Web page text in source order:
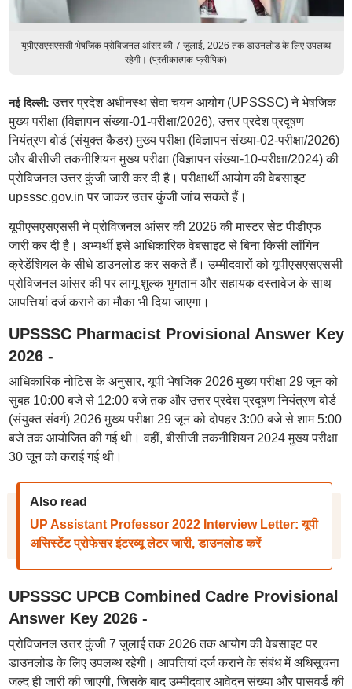
यूपीएसएसएससी भेषजिक प्रोविजनल आंसर की 7 जुलाई, 2026 तक डाउनलोड के लिए उपलब्ध
रहेगी। (प्रतीकात्मक-फ्रीपिक)
नई दिल्ली:उत्तर प्रदेश अधीनस्थ सेवा चयन आयोग (UPSSSC) ने भेषजिक
मुख्य परीक्षा (विज्ञापन संख्या-01-परीक्षा/2026), उत्तर प्रदेश प्रदूषण
नियंत्रण बोर्ड (संयुक्त कैडर) मुख्य परीक्षा (विज्ञापन संख्या-02-परीक्षा/2026)
और बीसीजी तकनीशियन मुख्य परीक्षा (विज्ञापन संख्या-10-परीक्षा/2024) की
प्रोविजनल उत्तर कुंजी जारी कर दी है। परीक्षार्थी आयोग की वेबसाइट
upsssc.gov.in पर जाकर उत्तर कुंजी जांच सकते हैं।
यूपीएसएसएससी ने प्रोविजनल आंसर की 2026 की मास्टर सेट पीडीएफ
जारी कर दी है। अभ्यर्थी इसे आधिकारिक वेबसाइट से बिना किसी लॉगिन
क्रेडेंशियल के सीधे डाउनलोड कर सकते हैं। उम्मीदवारों को यूपीएसएसएससी
प्रोविजनल आंसर की पर लागू शुल्क भुगतान और सहायक दस्तावेज के साथ
आपत्तियां दर्ज कराने का मौका भी दिया जाएगा।
UPSSSC Pharmacist Provisional Answer Key
2026 -
आधिकारिक नोटिस के अनुसार, यूपी भेषजिक 2026 मुख्य परीक्षा 29 जून को
सुबह 10:00 बजे से 12:00 बजे तक और उत्तर प्रदेश प्रदूषण नियंत्रण बोर्ड
(संयुक्त संवर्ग) 2026 मुख्य परीक्षा 29 जून को दोपहर 3:00 बजे से शाम 5:00
बजे तक आयोजित की गई थी। वहीं, बीसीजी तकनीशियन 2024 मुख्य परीक्षा
30 जून को कराई गई थी।
Also read
UP Assistant Professor 2022 Interview Letter: यूपी
असिस्टेंट प्रोफेसर इंटरव्यू लेटर जारी, डाउनलोड करें
UPSSSC UPCB Combined Cadre Provisional
Answer Key 2026 -
प्रोविजनल उत्तर कुंजी 7 जुलाई तक 2026 तक आयोग की वेबसाइट पर
डाउनलोड के लिए उपलब्ध रहेगी। आपत्तियां दर्ज कराने के संबंध में अधिसूचना
जल्द ही जारी की जाएगी, जिसके बाद उम्मीदवार आवेदन संख्या और पासवर्ड की